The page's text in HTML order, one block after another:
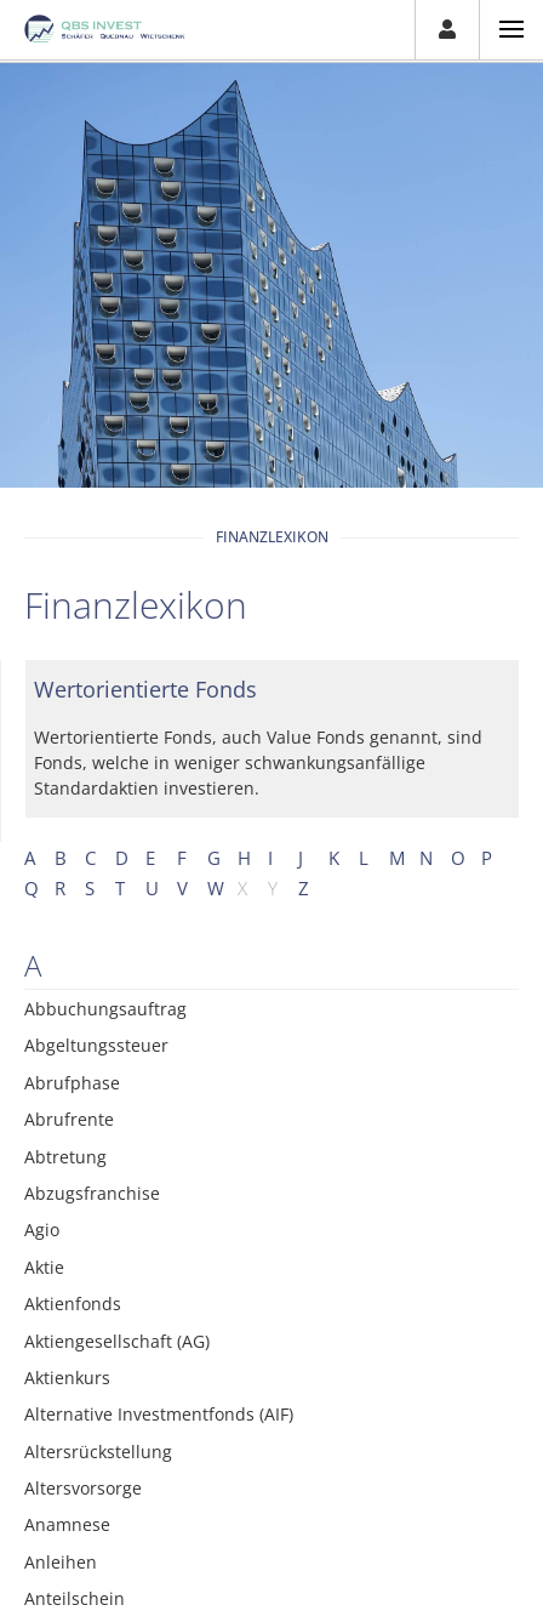
FINANZLEXIKON
Finanzlexikon
A B C D E F G H I J K L M N O
P
Q
R S T U V W X Y Z
A
Abbuchungsauftrag
Abgeltungssteuer
Abrufphase
Abrufrente
Abtretung
Abzugsfranchise
Agio
Aktie
Aktienfonds
Aktiengesellschaft (AG)
Aktienkurs
Alternative Investmentfonds (AIF)
Altersrückstellung
Altersvorsorge
Anamnese
Anleihen
Anteilschein
Wertorientierte Fonds
Wertorientierte Fonds, auch Value Fonds genannt, sind
Fonds, welche in weniger schwankungsanfällige
Standardaktien investieren.